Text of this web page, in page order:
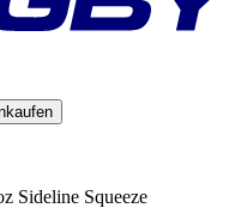
Sideline Squeeze